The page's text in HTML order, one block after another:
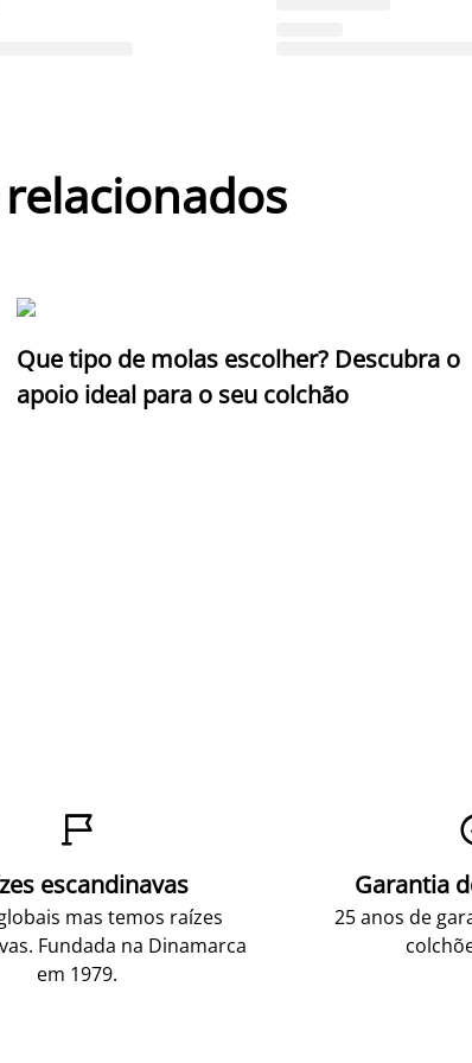
Que tipo de molas escolher? Descubra o
apoio ideal para o seu colchão

escandinavas
mas temos raízes
Fundada na Dinamarca
em 1979.
Garantia
25 anos de